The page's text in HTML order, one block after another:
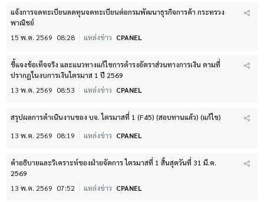
แจ้งการจดทะเบียนลดทุนจดทะเบียนต่อกรมพัฒนาธุรกิจการค้า กระทรวง
พาณิชย์
15 พ.ค. 2569 08:28 แหล่งข่าว CPANEL
ชี้แจงข้อเท็จจริง และแนวทางแก้ไขการดำรงอัตราส่วนทางการเงิน ตามที่
ปรากฎในงบการเงินไตรมาส 1 ปี 2569
13 พ.ค. 2569 08:53 แหล่งข่าว CPANEL
สรุปผลการดำเนินงานของ บจ. ไตรมาสที่ 1 (F45) (สอบทานแล้ว) (แก้ไข)
13 พ.ค. 2569 08:19 แหล่งข่าว CPANEL
คำอธิบายและวิเคราะห์ของฝ่ายจัดการ ไตรมาสที่ 1 สิ้นสุดวันที่ 31 มี.ค.
2569
13 พ.ค. 2569 07:52 แหล่งข่าว CPANEL